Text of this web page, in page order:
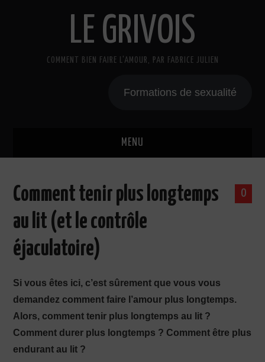
LE GRIVOIS
COMMENT BIEN FAIRE L'AMOUR, PAR FABRICE JULIEN
Formations de sexualité
MENU
A PROPOS
CADEAU
PRODUCTION X
0
Comment tenir plus longtemps
au lit (et le contrôle
éjaculatoire)
Si vous êtes ici, c’est sûrement que vous vous
demandez comment faire l’amour plus longtemps.
Alors, comment tenir plus longtemps au lit ?
Comment durer plus longtemps ? Comment être plus
endurant au lit ?